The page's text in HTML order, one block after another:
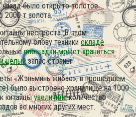
было открыто золотое
2000 т золота.
неспроста. В этом
слову техники складе
площадки может храниться
целыйзапас страны.
«Жэньминь жибао», в прошедшем
было выстроено хранилище на 1000
китайцыувеличиликоличество
во многих других мест.